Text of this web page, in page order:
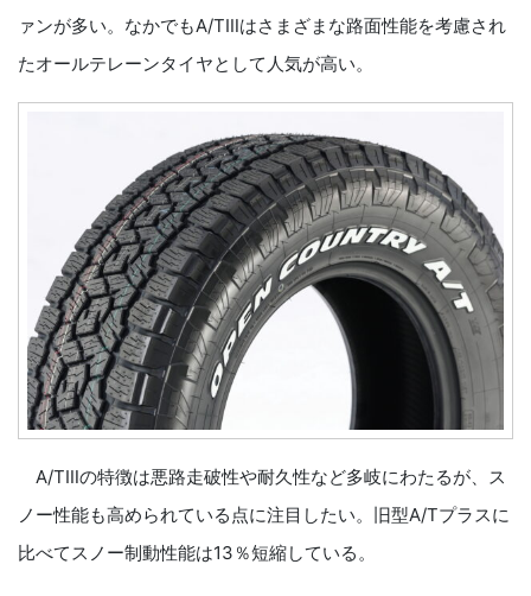
ァンが多い。なかでもA/TⅢはさまざまな路面性能を考慮され
たオールテレーンタイヤとして人気が高い。
A/TⅢの特徴は悪路走破性や耐久性など多岐にわたるが、ス
ノー性能も高められている点に注目したい。旧型A/Tプラスに
比べてスノー制動性能は13％短縮している。